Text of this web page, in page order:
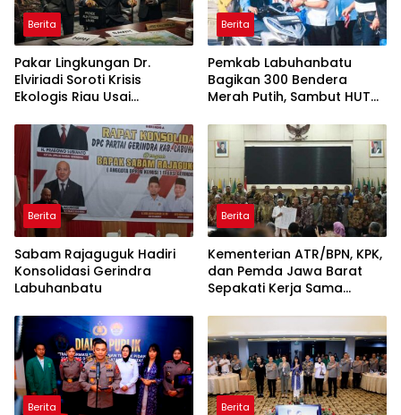
Berita
Pakar Lingkungan Dr.
Elviriadi Soroti Krisis
Ekologis Riau Usai
Monyet, Harimau, dan
Beruang Terhadap Warga
Berita
Pemkab Labuhanbatu
Bagikan 300 Bendera
Merah Putih, Sambut HUT
Berita
Sabam Rajaguguk Hadiri
Konsolidasi Gerindra
Labuhanbatu
Berita
Kementerian ATR/BPN, KPK,
dan Pemda Jawa Barat
Sepakati Kerja Sama
Korupsi serta Penguatan
Ekonomi Daerah
Berita Berita